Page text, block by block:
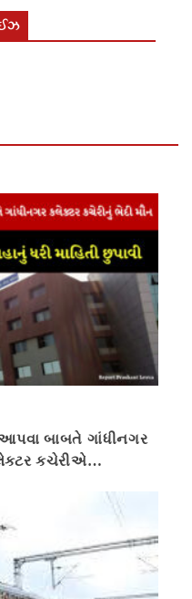
બાબતે ગાંધીનગર
કચેરીએ